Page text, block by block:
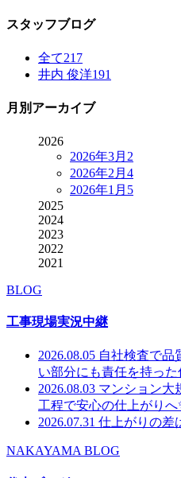
スタッフブログ
全て217
井内 俊洋191
月別アーカイブ
2026
2026年3月 2
2026年2月 4
2026年1月 5
2025
2024
2023
2022
2021
BLOG
工事現場実況中継
2026.08.05 自社検査で品
い部分にも責任を持った
2026.08.03 マンション大
工程で安心の仕上がりへ
2026.07.31 仕上がりの差
NAKAYAMA BLOG